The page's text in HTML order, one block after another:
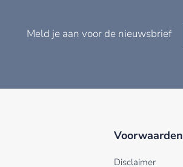
Meld je aan voor de nieuwsbrief
Voorwaarden
Disclaimer